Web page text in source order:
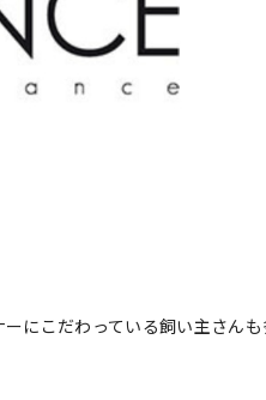
にこだわっている飼い主さん